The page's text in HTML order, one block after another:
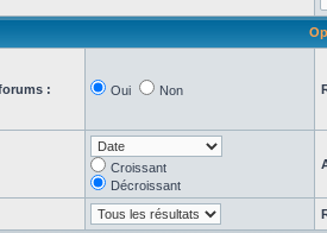
: Oui Non
Croissant
Décroissant